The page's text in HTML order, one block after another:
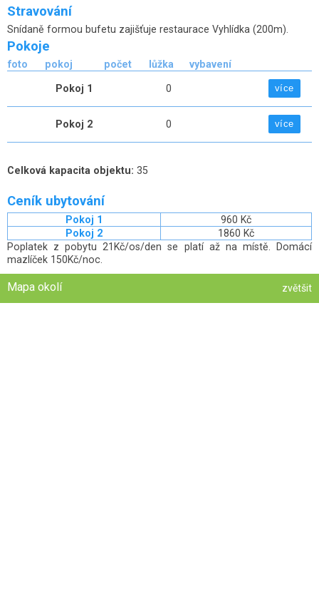
Stravování
Snídaně formou bufetu zajišťuje restaurace Vyhlídka (200m).
Pokoje
foto pokoj počet lůžka vybavení
Pokoj 1 0 více
Pokoj 2 0 více
Celková kapacita objektu: 35
Ceník ubytování
Pokoj 1
960 Kč
Pokoj 2
1860 Kč
Poplatek z pobytu 21Kč/os/den se platí až na místě. Domácí
mazlíček 150Kč/noc.
Mapa okolí zvětšit